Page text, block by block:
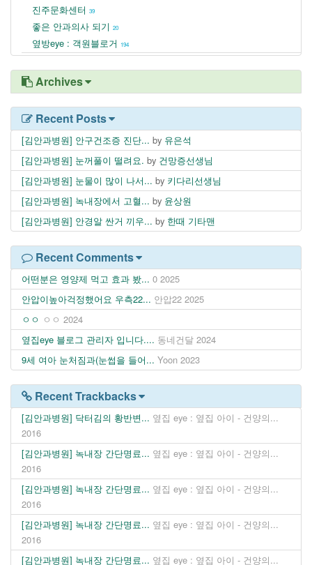
진주문화센터 39
좋은 안과의사 되기 20
옆방eye : 객원블로거 194
Archives
Recent Posts
[김안과병원] 안구건조증 진단... by 유은석
[김안과병원] 눈꺼풀이 떨려요. by 건망증선생님
[김안과병원] 눈물이 많이 나서... by 키다리선생님
[김안과병원] 녹내장에서 고혈... by 윤상원
[김안과병원] 안경알 싼거 끼우... by 한때 기타맨
Recent Comments
어떤분은 영양제 먹고 효과 봤... 0 2025
안압이높아걱정했어요 우측22... 안압22 2025
ㅇㅇ ㅇㅇ 2024
옆집eye 블로그 관리자 입니다.... 동네건달 2024
9세 여아 눈처짐과(눈썹을 들어... Yoon 2023
Recent Trackbacks
[김안과병원] 닥터김의 황반변... 옆집 eye : 옆집 아이 - 건양의...
2016
[김안과병원] 녹내장 간단명료... 옆집 eye : 옆집 아이 - 건양의...
2016
[김안과병원] 녹내장 간단명료... 옆집 eye : 옆집 아이 - 건양의...
2016
[김안과병원] 녹내장 간단명료... 옆집 eye : 옆집 아이 - 건양의...
2016
[김안과병원] 녹내장 간단명료... 옆집 eye : 옆집 아이 - 건양의...